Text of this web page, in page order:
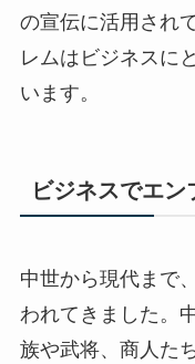
の宣伝に活用され
レムはビジネスに
います。
ビジネスでエン
中世から現代まで
われてきました。
族や武将、商人た